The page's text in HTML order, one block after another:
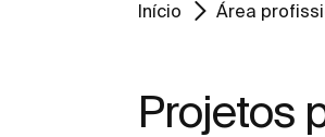
Início Área
Projetos